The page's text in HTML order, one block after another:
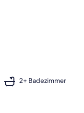
2+ Badezimmer